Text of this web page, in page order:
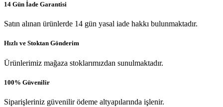
14 Gün İade Garantisi
Satın alınan ürünlerde 14 gün yasal iade hakkı bulunmaktadır.
Hızlı ve Stoktan Gönderim
Ürünlerimiz mağaza stoklarımızdan sunulmaktadır.
100% Güvenilir
Siparişleriniz güvenilir ödeme altyapılarında işlenir.